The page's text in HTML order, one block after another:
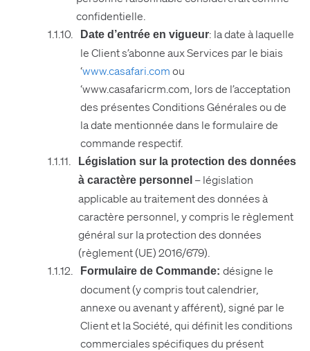
confidentielle.
Date d’entrée en vigueur: la date à laquelle
le Client s’abonne aux Services par le biais
‘www.casafari.comou
‘www.casafaricrm.com, lors de l’acceptation
des présentes Conditions Générales ou de
la date mentionnée dans le formulaire de
commande respectif.
Législation sur la protection des données
à caractère personnel – législation
applicable au traitement des données à
caractère personnel, y compris le règlement
général sur la protection des données
(règlement (UE) 2016/679).
Formulaire de Commande: désigne le
document (y compris tout calendrier,
annexe ou avenant y afférent), signé par le
Client et la Société, qui définit les conditions
commerciales spécifiques du présent